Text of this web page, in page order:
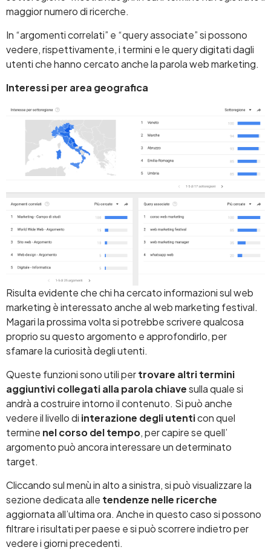
maggior numero di ricerche.
In “argomenti correlati” e “query associate” si possono
vedere, rispettivamente, i termini e le query digitati dagli
utenti che hanno cercato anche la parola web marketing.
Interessi per area geografica
Risulta evidente che chi ha cercato informazioni sul web
marketing è interessato anche al web marketing festival.
Magari la prossima volta si potrebbe scrivere qualcosa
proprio su questo argomento e approfondirlo, per
sfamare la curiosità degli utenti.
Queste funzioni sono utili pertrovare altri termini
aggiuntivi collegati alla parola chiavesulla quale si
andrà a costruire intorno il contenuto. Si può anche
vedere il livello di interazione degli utenticon quel
termine nel corso del tempo, per capire se quell’
argomento può ancora interessare un determinato
target.
Cliccando sul menù in alto a sinistra, si può visualizzare la
sezione dedicata alle tendenze nelle ricerche
aggiornata all’ultima ora. Anche in questo caso si possono
filtrare i risultati per paese e si può scorrere indietro per
vedere i giorni precedenti.